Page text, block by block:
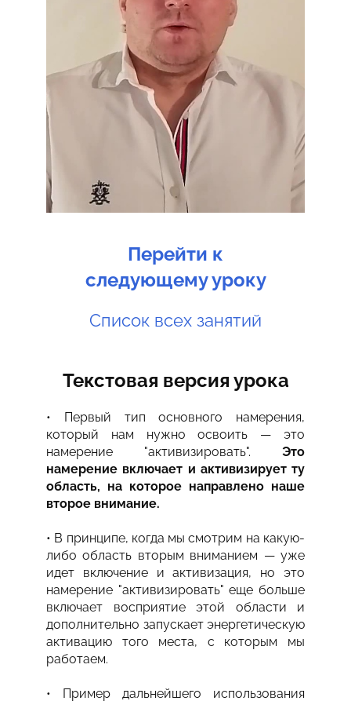
Перейти к
следующему уроку
Список всех занятий
Текстовая версия урока
• Первый тип основного намерения,
который нам нужно освоить — это
намерение "активизировать". Это
намерение включает и активизирует ту
область, на которое направлено наше
второе внимание.
• В принципе, когда мы смотрим на какую-
либо область вторым вниманием — уже
идет включение и активизация, но это
намерение "активизировать" еще больше
включает восприятие этой области и
дополнительно запускает энергетическую
активацию того места, с которым мы
работаем.
• Пример дальнейшего использования